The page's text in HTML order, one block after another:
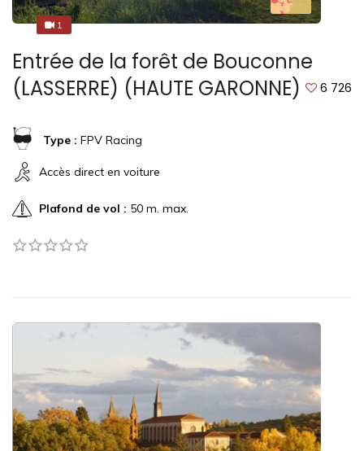
11
Entrée de la forêt de Bouconne
(LASSERRE) (HAUTE GARONNE)
6 726
Type : FPV Racing
Accès direct en voiture
Plafond de vol : 50 m. max.